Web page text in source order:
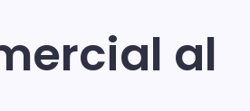
al